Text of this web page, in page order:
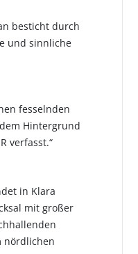
besticht durch
und sinnliche
fesselnden
Hintergrund
verfasst.“
in Klara
mit großer
nördlichen